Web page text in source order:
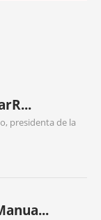
presidenta de la